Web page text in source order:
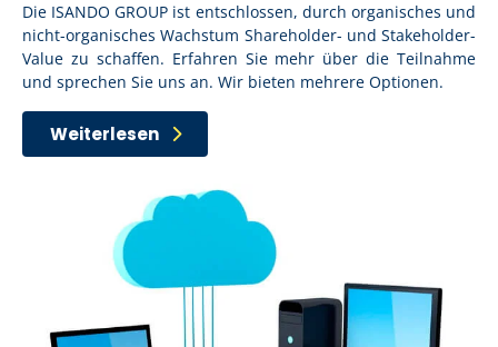
Die ISANDO GROUP ist entschlossen, durch organisches und
nicht-organisches Wachstum Shareholder- und Stakeholder-
Value zu schaffen. Erfahren Sie mehr über die Teilnahme
und sprechen Sie uns an. Wir bieten mehrere Optionen.
Weiterlesen